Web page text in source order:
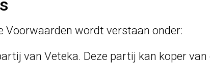
Voorwaarden wordt verstaan onder:
van Veteka. Deze partij kan koper